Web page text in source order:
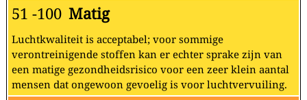
51 -100 Matig
Luchtkwaliteit is acceptabel; voor sommige
verontreinigende stoffen kan er echter sprake zijn van
een matige gezondheidsrisico voor een zeer klein aantal
mensen dat ongewoon gevoelig is voor luchtvervuiling.